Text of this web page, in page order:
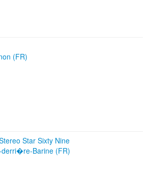
(FR)
Star Sixty Nine
derri�re-Barine (FR)